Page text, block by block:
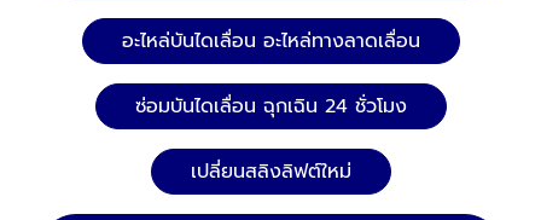
อะไหล่บันไดเลื่อน อะไหล่ทางลาดเลื่อน
ซ่อมบันไดเลื่อน ฉุกเฉิน 24 ชั่วโมง
เปลี่ยนสลิงลิฟต์ใหม่